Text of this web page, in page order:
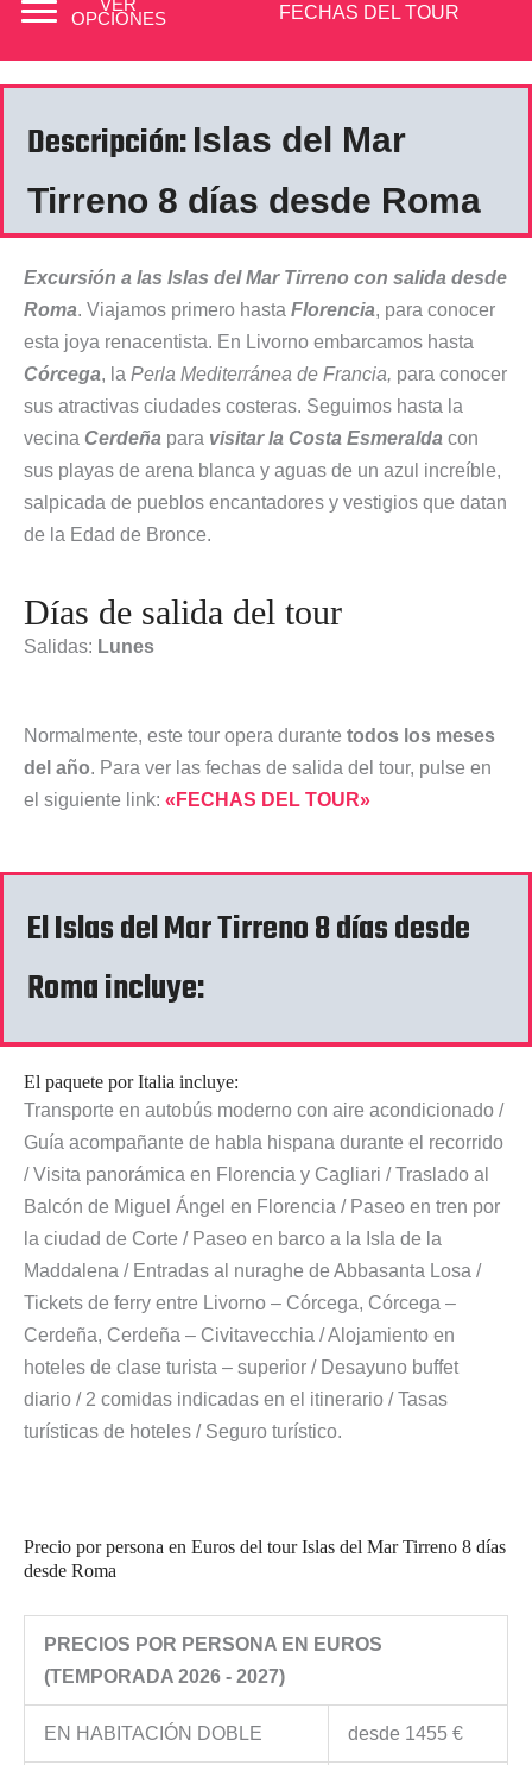
VER
OPCIONES FECHAS DEL TOUR
Descripción: Islas del Mar
Tirreno 8 días desde Roma
Excursión a las Islas del Mar Tirreno con salida desde
Roma. Viajamos primero hasta Florencia, para conocer
esta joya renacentista. En Livorno embarcamos hasta
Córcega, la Perla Mediterránea de Francia, para conocer
sus atractivas ciudades costeras. Seguimos hasta la
vecina Cerdeña para visitar la Costa Esmeralda con
sus playas de arena blanca y aguas de un azul increíble,
salpicada de pueblos encantadores y vestigios que datan
de la Edad de Bronce.
Días de salida del tour
Salidas: Lunes
Normalmente, este tour opera durante todos los meses
del año. Para ver las fechas de salida del tour, pulse en
el siguiente link: «FECHAS DEL TOUR»
El Islas del Mar Tirreno 8 días desde
Roma incluye:
El paquete por Italia incluye:
Transporte en autobús moderno con aire acondicionado /
Guía acompañante de habla hispana durante el recorrido
/ Visita panorámica en Florencia y Cagliari / Traslado al
Balcón de Miguel Ángel en Florencia / Paseo en tren por
la ciudad de Corte / Paseo en barco a la Isla de la
Maddalena / Entradas al nuraghe de Abbasanta Losa /
Tickets de ferry entre Livorno – Córcega, Córcega –
Cerdeña, Cerdeña – Civitavecchia / Alojamiento en
hoteles de clase turista – superior / Desayuno buffet
diario / 2 comidas indicadas en el itinerario / Tasas
turísticas de hoteles / Seguro turístico.
Precio por persona en Euros del tour Islas del Mar Tirreno 8 días
desde Roma
PRECIOS POR PERSONA EN EUROS
(TEMPORADA 2026 - 2027)
EN HABITACIÓN DOBLE desde 1455 €